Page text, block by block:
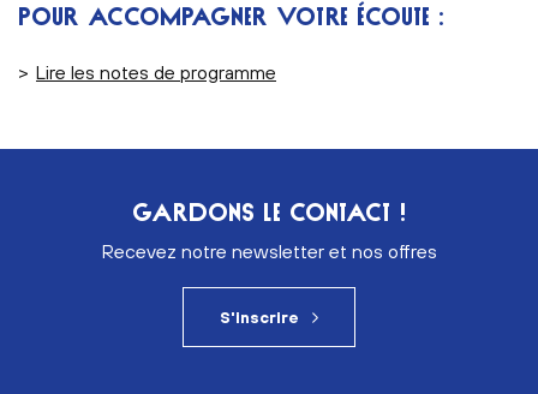
POUR ACCOMPAGNER VOTRE ÉCOUTE :
> Lire les notes de programme
GARDONS LE CONTACT !
Recevez notre newsletter et nos offres
S'inscrire